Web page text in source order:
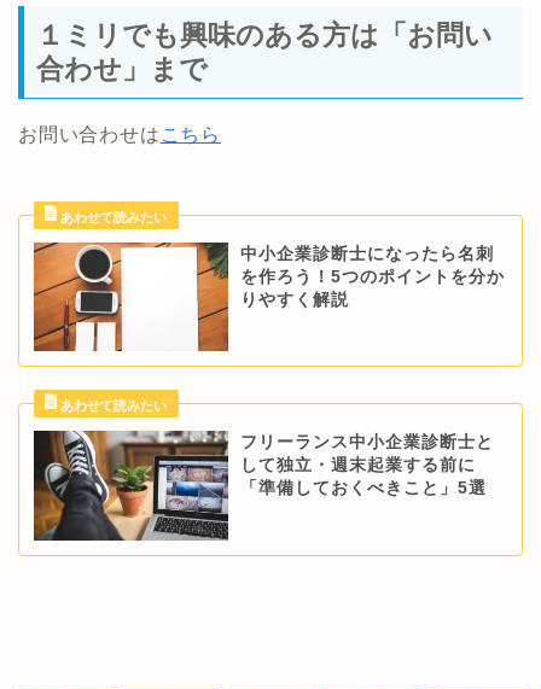
１ミリでも興味のある方は「お問い
合わせ」まで
お問い合わせは こちら
中小企業診断士になったら名刺
を作ろう！5つのポイントを分か
りやすく解説
フリーランス中小企業診断士と
して独立・週末起業する前に
「準備しておくべきこと」5選